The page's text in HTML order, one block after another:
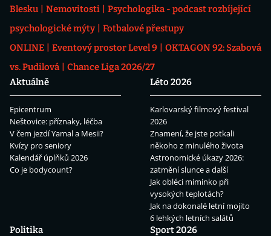
Blesku
Nemovitosti
Psychologika - podcast rozbíjející
psychologické mýty
Fotbalové přestupy
ONLINE
Eventový prostor Level 9
OKTAGON 92: Szabová
vs. Pudilová
Chance Liga 2026/27
Aktuálně
Epicentrum
Neštovice: příznaky, léčba
V čem jezdí Yamal a Mesii?
Kvízy pro seniory
Kalendář úplňků 2026
Co je bodycount?
Léto 2026
Karlovarský filmový festival
2026
Znamení, že jste potkali
někoho z minulého života
Astronomické úkazy 2026:
zatmění slunce a další
Jak obléci miminko při
vysokých teplotách?
Jak na dokonalé letní mojito
6 lehkých letních salátů
Politika
Sport 2026